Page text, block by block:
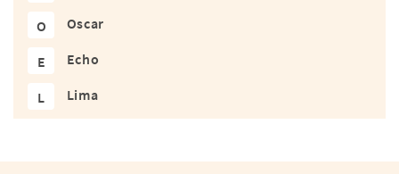
O Oscar
E Echo
L Lima